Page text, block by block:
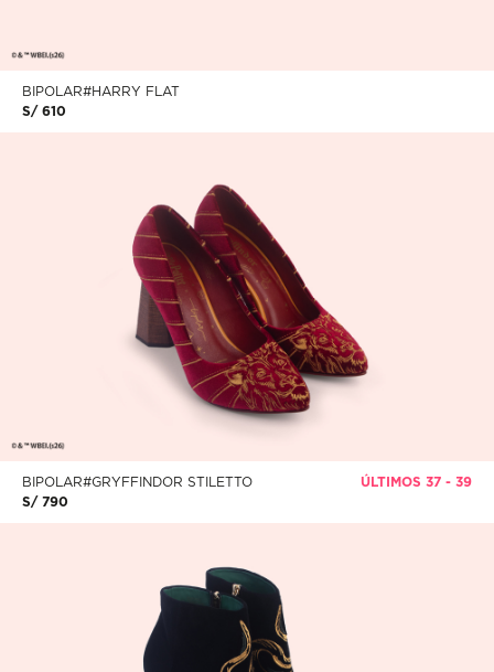
BIPOLAR#HARRY FLAT
S/ 610
BIPOLAR#GRYFFINDOR STILETTO
S/ 790
ÚLTIMOS 37 - 39